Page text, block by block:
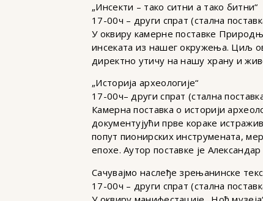
„Инсекти – тако ситни а тако битни“
17-00ч – други спрат (стална
У оквиру камерне поставке
инсеката из нашег окружења. Циљ
директно утичу на нашу храну и
„Историја археологије“
17-00ч– други спрат (стална
Камерна поставка о историји
документујући прве кораке
попут пионирских инструмената,
епохе. Аутор поставке је
Сачувајмо наслеђе зрењанинске
17-00ч – други спрат (стална